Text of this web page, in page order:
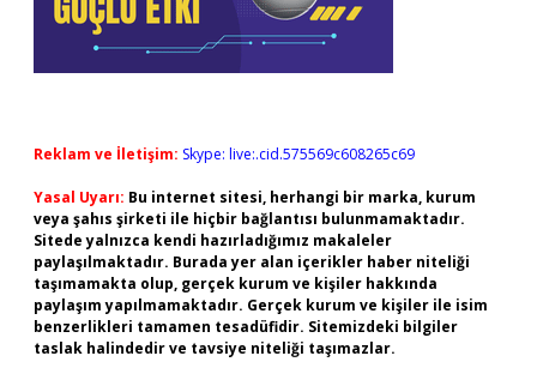
Reklam ve İletişim: Skype: live:.cid.575569c608265c69
Yasal Uyarı: Bu internet sitesi, herhangi bir marka, kurum
veya şahıs şirketi ile hiçbir bağlantısı bulunmamaktadır.
Sitede yalnızca kendi hazırladığımız makaleler
paylaşılmaktadır. Burada yer alan içerikler haber niteliği
taşımamakta olup, gerçek kurum ve kişiler hakkında
paylaşım yapılmamaktadır. Gerçek kurum ve kişiler ile isim
benzerlikleri tamamen tesadüfidir. Sitemizdeki bilgiler
taslak halindedir ve tavsiye niteliği taşımazlar.